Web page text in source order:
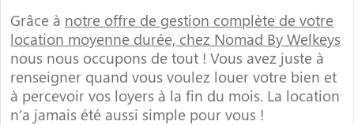
Grâce à notre offre de gestion complète de votre
location moyenne durée, chez Nomad By Welkeys
nous nous occupons de tout ! Vous avez juste à
renseigner quand vous voulez louer votre bien et
à percevoir vos loyers à la fin du mois. La location
n’a jamais été aussi simple pour vous !